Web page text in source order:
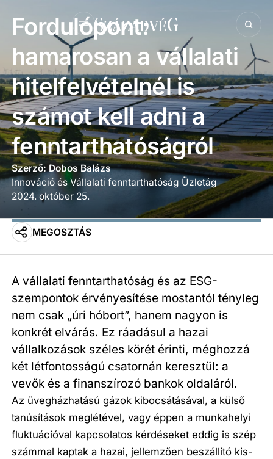
Fordulópont:
hamarosan a vállalati
hitelfelvételnél is
számot kell adni a
fenntarthatóságról
Szerző: Dobos Balázs
Innováció és Vállalati fenntarthatóság Üzletág
2024. október 25.
MEGOSZTÁS
A vállalati fenntarthatóság és az ESG-
szempontok érvényesítése mostantól tényleg
nem csak „úri hóbort”, hanem nagyon is
konkrét elvárás. Ez ráadásul a hazai
vállalkozások széles körét érinti, méghozzá
két létfontosságú csatornán keresztül: a
vevők és a finanszírozó bankok oldaláról.
Az üvegházhatású gázok kibocsátásával, a külső
tanúsítások meglétével, vagy éppen a munkahelyi
fluktuációval kapcsolatos kérdéseket eddig is szép
számmal kaptak a hazai, jellemzően beszállító kis-